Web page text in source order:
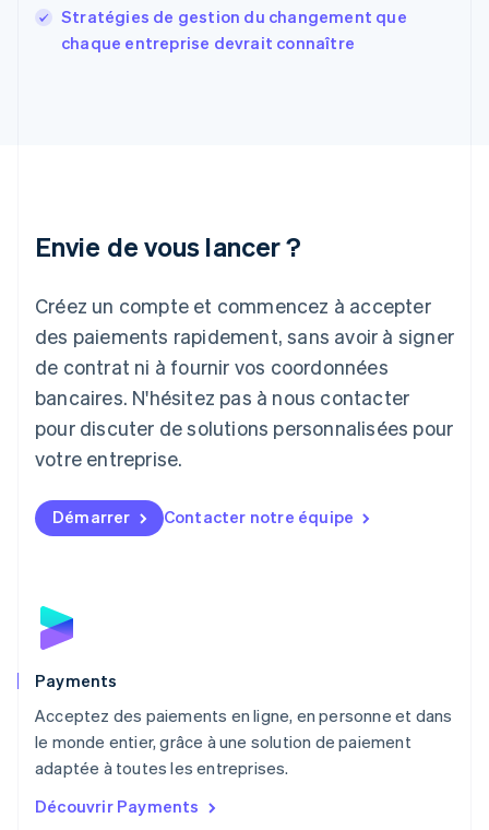
Stratégies de gestion du changement que
chaque entreprise devrait connaître
Envie de vous lancer ?
Créez un compte et commencez à accepter
des paiements rapidement, sans avoir à signer
de contrat ni à fournir vos coordonnées
bancaires. N'hésitez pas à nous contacter
pour discuter de solutions personnalisées pour
votre entreprise.
Démarrer Contacter notre équipe
Payments
Acceptez des paiements en ligne, en personne et dans
le monde entier, grâce à une solution de paiement
adaptée à toutes les entreprises.
Découvrir Payments
English
Grèce
English
Japon
Lettonie
English
Liechtenstein
DeutschEnglish
Lituanie
Luxembourg
FrançaisDeutschEnglish
English简体中文
Malte
Norvège
English
English
NederlandsEnglish
Pologne
English
PortuguêsEnglish